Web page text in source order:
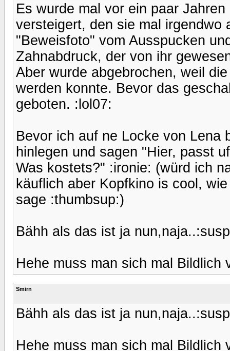
Es wurde mal vor ein paar
versteigert, den sie mal irgendwo
"Beweisfoto" vom Ausspucken
Zahnabdruck, der von ihr
Aber wurde abgebrochen, weil
werden konnte. Bevor das
geboten. :lol07:
Bevor ich auf ne Locke von Lena
hinlegen und sagen "Hier, passt
Was kostets?" :ironie: (würd ich
käuflich aber Kopfkino is cool,
sage :thumbsup:)
Bähh als das ist ja
Hehe muss man sich mal Bildlich
Smirn
Bähh als das ist ja
Hehe muss man sich mal Bildlich